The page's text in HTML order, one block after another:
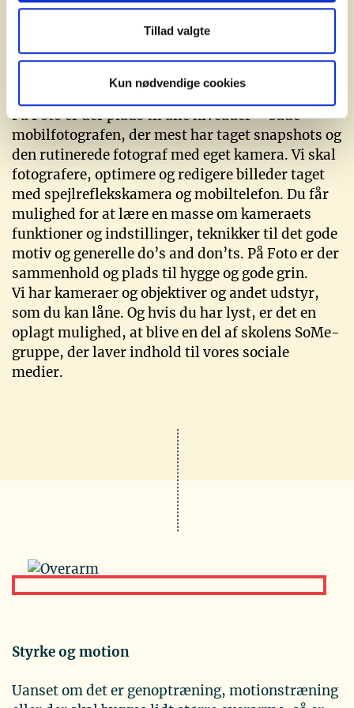
Tillad valgte
Kun nødvendige cookies
På Foto er der plads til alle niveauer – både
mobilfotografen, der mest har taget snapshots og
den rutinerede fotograf med eget kamera. Vi skal
fotografere, optimere og redigere billeder taget
med spejlreflekskamera og mobiltelefon. Du får
mulighed for at lære en masse om kameraets
funktioner og indstillinger, teknikker til det gode
motiv og generelle do’s and don’ts. På Foto er der
sammenhold og plads til hygge og gode grin.
Vi har kameraer og objektiver og andet udstyr,
som du kan låne. Og hvis du har lyst, er det en
oplagt mulighed, at blive en del af skolens SoMe-
gruppe, der laver indhold til vores sociale
medier.
Styrke og motion
Uanset om det er genoptræning, motionstræning